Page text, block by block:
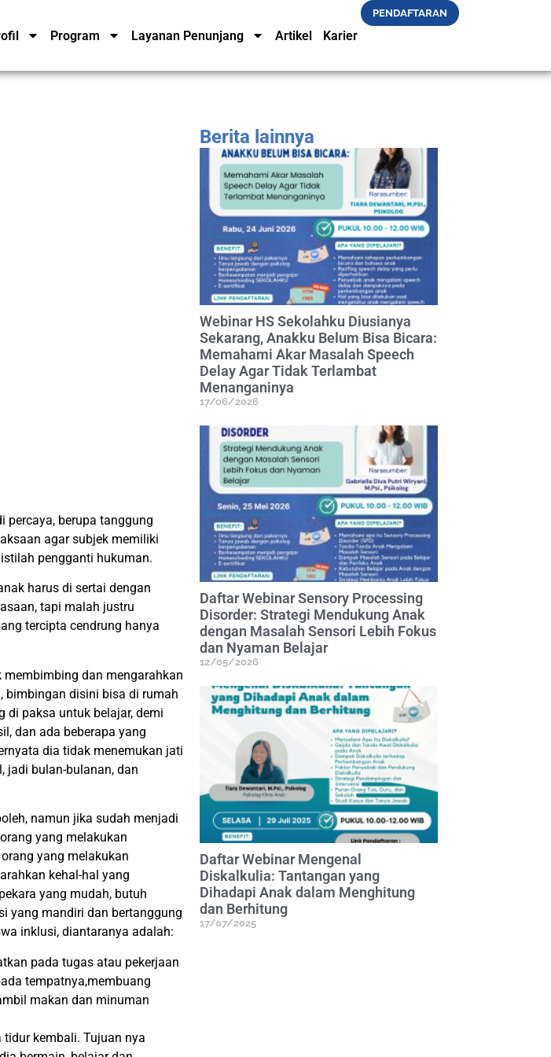
Program Layanan Penunjang Artikel Karier
PENDAFTARAN
percaya, berupa tanggung
agar subjek memiliki
pengganti hukuman.
harus di sertai dengan
tapi malah justru
tercipta cendrung hanya
dan mengarahkan
bimbingan disini bisa di rumah
di paksa untuk belajar, demi
dan ada beberapa yang
dia tidak menemukan jati
jadi bulan-bulanan, dan
namun jika sudah menjadi
yang melakukan
yang melakukan
kehal-hal yang
yang mudah, butuh
yang mandiri dan bertanggung
inklusi, diantaranya adalah:
pada tugas atau pekerjaan
tempatnya,membuang
makan dan minuman
kembali. Tujuan nya
Berita lainnya
Webinar HS Sekolahku Diusianya
Sekarang, Anakku Belum Bisa Bicara:
Memahami Akar Masalah Speech
Delay Agar Tidak Terlambat
Menanganinya
17/06/2026
Daftar Webinar Sensory Processing
Disorder: Strategi Mendukung Anak
dengan Masalah Sensori Lebih Fokus
dan Nyaman Belajar
12/05/2026
Daftar Webinar Mengenal
Diskalkulia: Tantangan yang
Dihadapi Anak dalam Menghitung
dan Berhitung
17/07/2025